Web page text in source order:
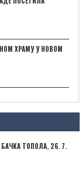
ХРАМУ У НОВОМ
ТОПОЛА, 26. 7.